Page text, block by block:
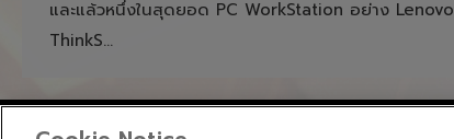
และแล้วหนึ่งในสุดยอด PC WorkStation อย่าง Lenovo
ThinkS…